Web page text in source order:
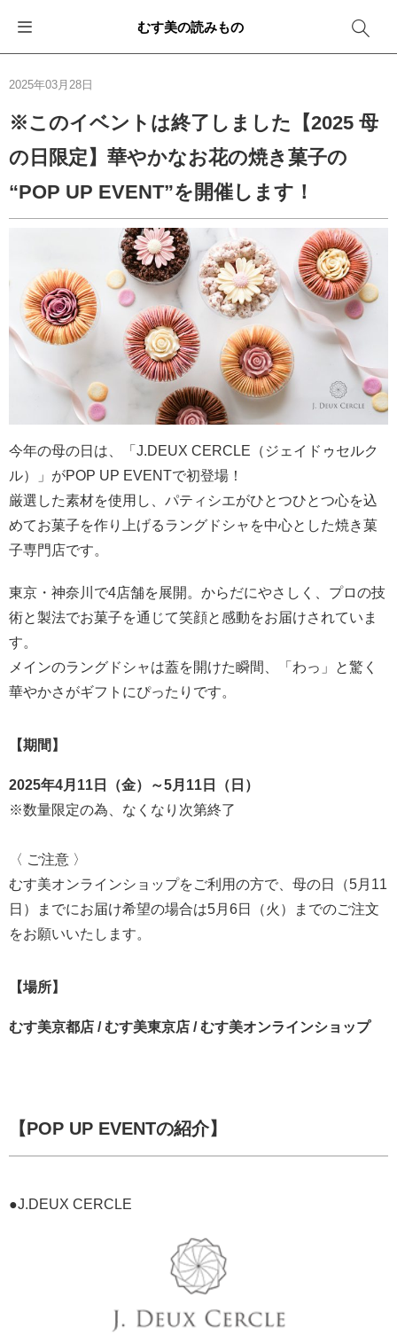
むす美の読みもの
2025年03月28日
※このイベントは終了しました【2025 母
の日限定】華やかなお花の焼き菓子の
“POP UP EVENT”を開催します！
今年の母の日は、「J.DEUX CERCLE（ジェイドゥセルク
ル）」がPOP UP EVENTで初登場！
厳選した素材を使用し、パティシエがひとつひとつ心を込
めてお菓子を作り上げるラングドシャを中心とした焼き菓
子専門店です。
東京・神奈川で4店舗を展開。からだにやさしく、プロの技
術と製法でお菓子を通じて笑顔と感動をお届けされていま
す。
メインのラングドシャは蓋を開けた瞬間、「わっ」と驚く
華やかさがギフトにぴったりです。
【期間】
2025年4月11日（金）～5月11日（日）
※数量限定の為、なくなり次第終了
〈 ご注意 〉
むす美オンラインショップをご利用の方で、母の日（5月11
日）までにお届け希望の場合は5月6日（火）までのご注文
をお願いいたします。
【場所】
むす美京都店 / むす美東京店 / むす美オンラインショップ
【POP UP EVENTの紹介】
●J.DEUX CERCLE
イベント・キャンペーン
新商品
メディア情報
エコバッグ
おしゃれコーデバッグ
収納にもなるバッグ
箱を包む
お酒を包む
一番人気「花包み」
簡単「バッグアレンジ」
その他
ファッション
インテリア
アウトドア
ママ・子育て
旅行
卒業・入学
退職・異動
結婚
海外の方へ